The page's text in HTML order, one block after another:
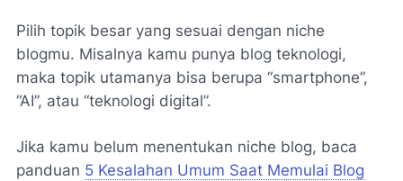
Pilih topik besar yang sesuai dengan niche
blogmu. Misalnya kamu punya blog teknologi,
maka topik utamanya bisa berupa “smartphone”,
“AI”, atau “teknologi digital”.
Jika kamu belum menentukan niche blog, baca
panduan 5 Kesalahan Umum Saat Memulai Blog